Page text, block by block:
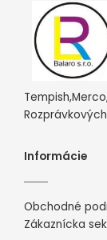
Informácie
Obchodné
Zákaznícka